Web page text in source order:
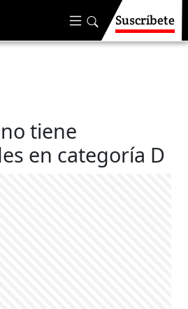
Suscríbete
tiene
en categoría D